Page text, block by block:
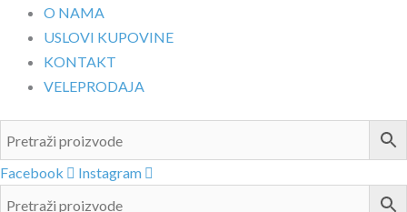
Pređi
sadržaj
O NAMA
USLOVI KUPOVINE
KONTAKT
VELEPRODAJA
Facebook Instagram